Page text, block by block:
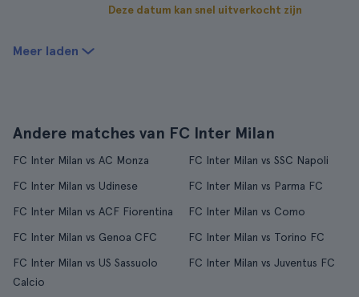
Deze datum kan snel uitverkocht zijn
Meer laden
Andere matches van FC Inter Milan
FC Inter Milan vs AC Monza
FC Inter Milan vs SSC Napoli
FC Inter Milan vs Udinese
FC Inter Milan vs Parma FC
FC Inter Milan vs ACF Fiorentina
FC Inter Milan vs Como
FC Inter Milan vs Genoa CFC
FC Inter Milan vs Torino FC
FC Inter Milan vs US Sassuolo
Calcio
FC Inter Milan vs Juventus FC